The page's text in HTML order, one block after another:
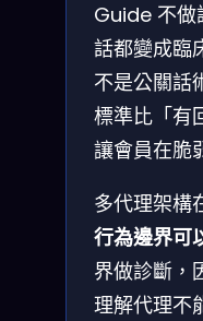
Guide 不做
話都變成臨
不是公關話
標準比「有
讓會員在脆
多代理架構
行為邊界可
界做診斷，
理解代理不